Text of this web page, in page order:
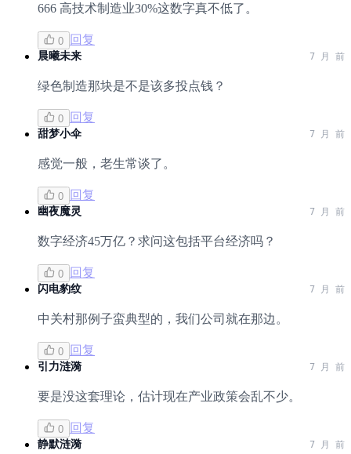
666 高技术制造业30%这数字真不低了。
0 回复
晨曦未来 7 月 前
绿色制造那块是不是该多投点钱？
0 回复
甜梦小伞 7 月 前
感觉一般，老生常谈了。
0 回复
幽夜魔灵 7 月 前
数字经济45万亿？求问这包括平台经济吗？
0 回复
闪电豹纹 7 月 前
中关村那例子蛮典型的，我们公司就在那边。
0 回复
引力涟漪 7 月 前
要是没这套理论，估计现在产业政策会乱不少。
0 回复
静默涟漪 7 月 前